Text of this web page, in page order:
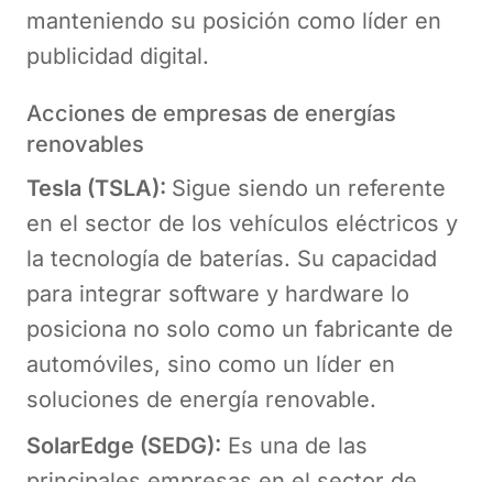
manteniendo su posición como líder en
publicidad digital.
Acciones de empresas de energías
renovables
Tesla (TSLA): Sigue siendo un referente
en el sector de los vehículos eléctricos y
la tecnología de baterías. Su capacidad
para integrar software y hardware lo
posiciona no solo como un fabricante de
automóviles, sino como un líder en
soluciones de energía renovable.
SolarEdge (SEDG): Es una de las